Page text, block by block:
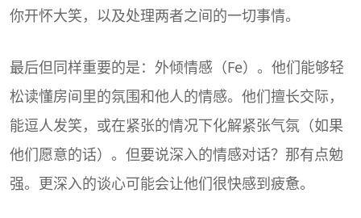
你开怀大笑，以及处理两者之间的一切事情。
最后但同样重要的是：外倾情感（Fe）。他们能够轻
松读懂房间里的氛围和他人的情感。他们擅长交际，
能逗人发笑，或在紧张的情况下化解紧张气氛（如果
他们愿意的话）。但要说深入的情感对话？那有点勉
强。更深入的谈心可能会让他们很快感到疲惫。